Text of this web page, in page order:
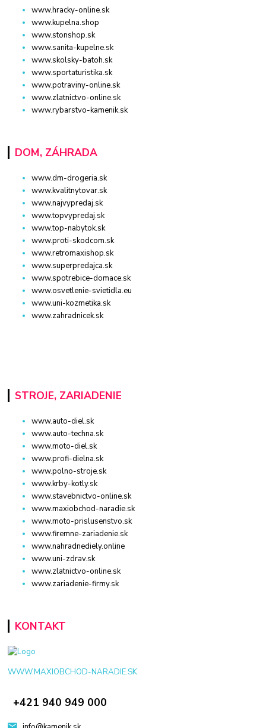
www.hracky-online.sk
www.kupelna.shop
www.stonshop.sk
www.sanita-kupelne.sk
www.skolsky-batoh.sk
www.sportaturistika.sk
www.potraviny-online.sk
www.zlatnictvo-online.sk
www.rybarstvo-kamenik.sk
DOM, ZÁHRADA
www.dm-drogeria.sk
www.kvalitnytovar.sk
www.najvypredaj.sk
www.topvypredaj.sk
www.top-nabytok.sk
www.proti-skodcom.sk
www.retromaxishop.sk
www.superpredajca.sk
www.spotrebice-domace.sk
www.osvetlenie-svietidla.eu
www.uni-kozmetika.sk
www.zahradnicek.sk
STROJE, ZARIADENIE
www.auto-diel.sk
www.auto-techna.sk
www.moto-diel.sk
www.profi-dielna.sk
www.polno-stroje.sk
www.krby-kotly.sk
www.stavebnictvo-online.sk
www.maxiobchod-naradie.sk
www.moto-prislusenstvo.sk
www.firemne-zariadenie.sk
www.nahradnediely.online
www.uni-zdrav.sk
www.zlatnictvo-online.sk
www.zariadenie-firmy.sk
KONTAKT
WWW.MAXIOBCHOD-NARADIE.SK
+421 940 949 000